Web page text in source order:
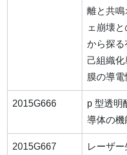
離と共鳴
ェ崩壊と
から探る
己組織化
膜の導電
2015G666
p 型透明
導体の機
2015G667
レーザ